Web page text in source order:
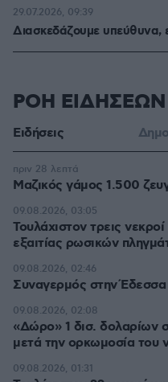
Διασκεδάζουμε υπεύθυνα,
29.07.2026, 09:39
ΡΟΗ ΕΙΔΗΣΕΩΝ
Ειδήσεις
Μαζικός γάμος 1.500
πριν 28 λεπτά
Τουλάχιστον τρεις
εξαιτίας ρωσικών
09.08.2026, 03:05
Συναγερμός στην Έδεσσα
09.08.2026, 02:46
«Δώρο» 1 δισ. δολαρίων
μετά την ορκωμοσία του
09.08.2026, 02:08
09.08.2026, 01:31